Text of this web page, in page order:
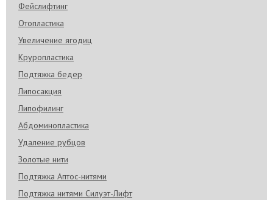
Фейслифтинг
Отопластика
Увеличение ягодиц
Круропластика
Подтяжка бедер
Липосакция
Липофилинг
Абдоминопластика
Удаление рубцов
Золотые нити
Подтяжка Аптос-нитями
Подтяжка нитями Силуэт-Лифт